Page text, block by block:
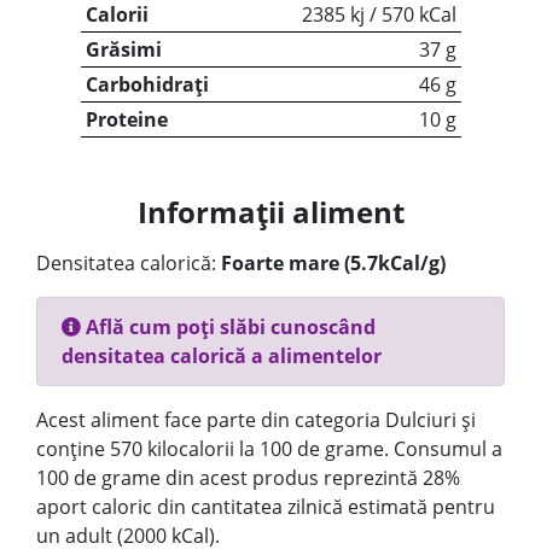
Calorii
2385 kj / 570 kCal
Grăsimi
37 g
Carbohidrați
46 g
Proteine
10 g
Informații aliment
Densitatea calorică: Foarte mare (5.7kCal/g)
Află cum poți slăbi cunoscând
densitatea calorică a alimentelor
Acest aliment face parte din categoria Dulciuri și
conține 570 kilocalorii la 100 de grame. Consumul a
100 de grame din acest produs reprezintă 28%
aport caloric din cantitatea zilnică estimată pentru
un adult (2000 kCal).